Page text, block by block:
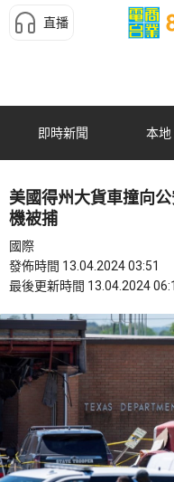
直播
即時新聞 本地
美國得州大貨車撞向
機被捕
國際
發佈時間 13.04.2024 03:51
最後更新時間 13.04.2024